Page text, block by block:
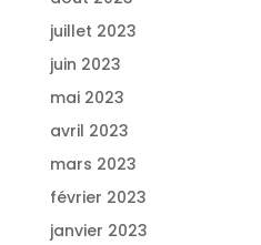
juillet 2023
juin 2023
mai 2023
avril 2023
mars 2023
février 2023
janvier 2023